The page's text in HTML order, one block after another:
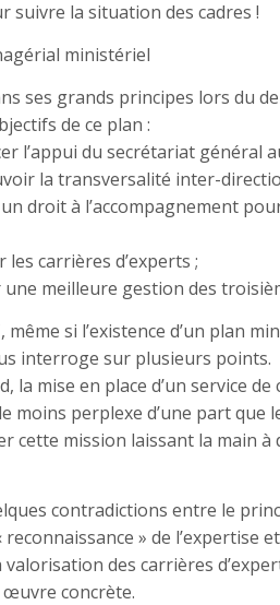
suivre la situation des cadres !
ministériel
ses grands principes lors du
de ce plan :
l’appui du secrétariat général
la transversalité inter-
droit à l’accompagnement
les carrières d’experts ;
une meilleure gestion des
même si l’existence d’un plan
interroge sur plusieurs points.
la mise en place d’un service
moins perplexe d’une part que
cette mission laissant la main
contradictions entre le
» de l’expertise
valorisation des carrières
œuvre concrète.